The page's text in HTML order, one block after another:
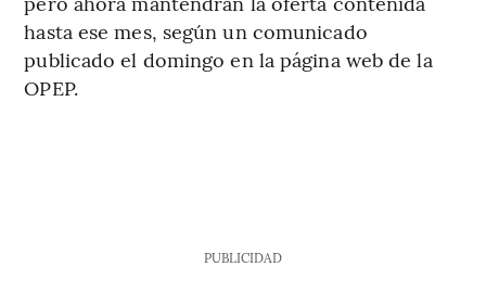
hasta ese mes, según un comunicado
publicado el domingo en la página web de la
OPEP.
PUBLICIDAD